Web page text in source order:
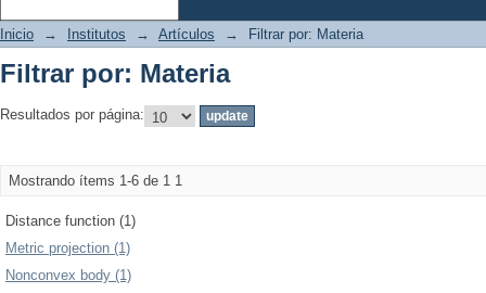
Inicio → Institutos → Artículos → Filtrar por: Materia
Filtrar por: Materia
Resultados por página:
Mostrando ítems 1-6 de 1 1
Distance function (1)
Metric projection (1)
Nonconvex body (1)